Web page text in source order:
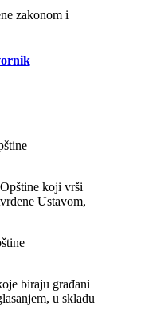
zakonom i
koji vrši
Ustavom,
biraju građani
u skladu